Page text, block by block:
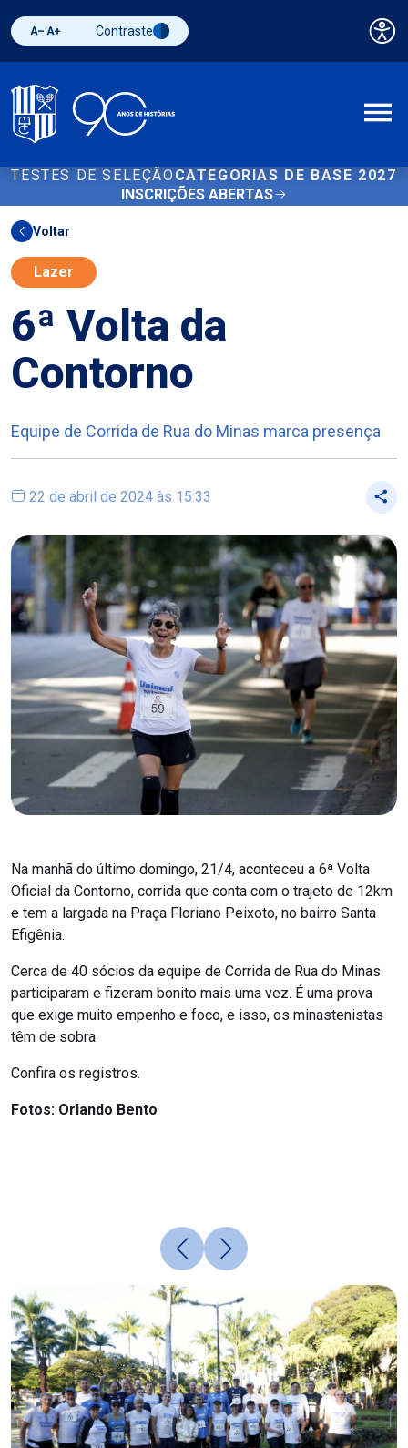
Diminuir fonte
Aumentar fonteAlternar contraste
Contraste
TESTES DE SELEÇÃO CATEGORIAS DE BASE 2027
INSCRIÇÕES ABERTAS
Voltar
Lazer
6ª Volta da
Contorno
Equipe de Corrida de Rua do Minas marca presença
22 de abril de 2024 às 15:33
Na manhã do último domingo, 21/4, aconteceu a 6ª Volta
Oficial da Contorno, corrida que conta com o trajeto de 12km
e tem a largada na Praça Floriano Peixoto, no bairro Santa
Efigênia.
Cerca de 40 sócios da equipe de Corrida de Rua do Minas
participaram e fizeram bonito mais uma vez. É uma prova
que exige muito empenho e foco, e isso, os minastenistas
têm de sobra.
Confira os registros.
Fotos: Orlando Bento